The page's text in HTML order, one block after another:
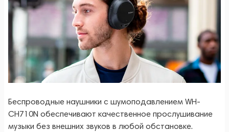
Беспроводные наушники с шумоподавлением WH-
CH710N обеспечивают качественное прослушивание
музыки без внешних звуков в любой обстановке.